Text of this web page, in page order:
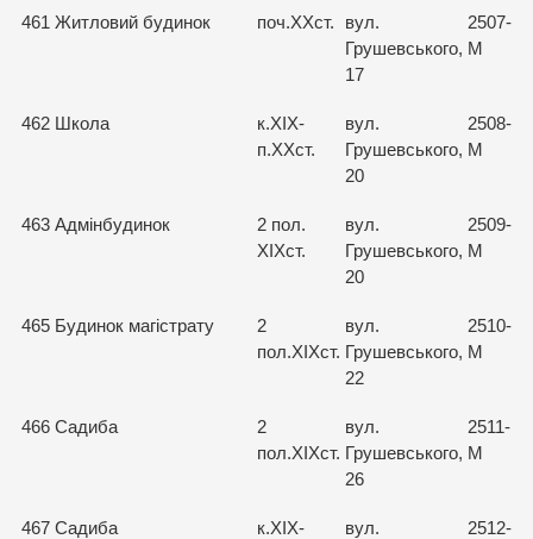
461 Житловий будинок поч.ХХст.
вул.
Грушевського,
17
2507-
М
462 Школа
к.ХІХ-
п.ХХст.
вул.
Грушевського,
20
2508-
М
463 Адмінбудинок
2 пол.
ХІХст.
вул.
Грушевського,
20
2509-
М
465 Будинок магістрату
2
пол.ХІХст.
вул.
Грушевського,
22
2510-
М
466 Садиба
2
пол.ХІХст.
вул.
Грушевського,
26
2511-
М
467 Садиба
к.ХІХ-
вул.
2512-